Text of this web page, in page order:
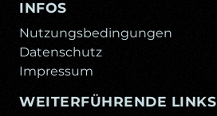
INFOS
Nutzungsbedingungen
Datenschutz
Impressum
WEITERFÜHRENDE LINKS